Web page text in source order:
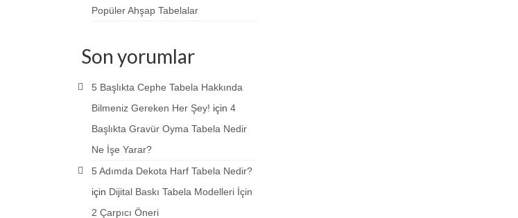
Popüler Ahşap Tabelalar
Son yorumlar
5 Başlıkta Cephe Tabela Hakkında
Bilmeniz Gereken Her Şey! için 4
Başlıkta Gravür Oyma Tabela Nedir
Ne İşe Yarar?
5 Adımda Dekota Harf Tabela Nedir?
için Dijital Baskı Tabela Modelleri İçin
2 Çarpıcı Öneri